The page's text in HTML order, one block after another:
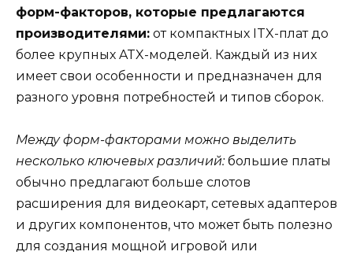
форм-факторов, которые предлагаются
производителями: от компактных ITX-плат до
более крупных ATX-моделей. Каждый из них
имеет свои особенности и предназначен для
разного уровня потребностей и типов сборок.
Между форм-факторами можно выделить
несколько ключевых различий:большие платы
обычно предлагают больше слотов
расширения для видеокарт, сетевых адаптеров
и других компонентов, что может быть полезно
для создания мощной игровой или